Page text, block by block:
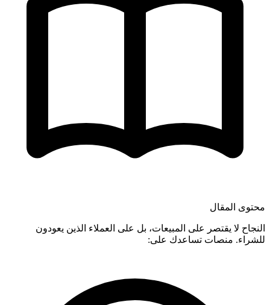
محتوى المقال
النجاح لا يقتصر على المبيعات، بل على العملاء الذين يعودون
للشراء. منصات تساعدك على: